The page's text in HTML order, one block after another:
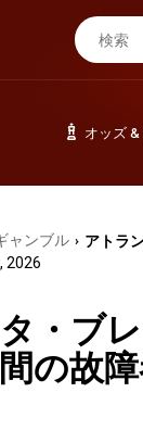
オッズ
ャンブル › アトラ
2026
・ブ
の故